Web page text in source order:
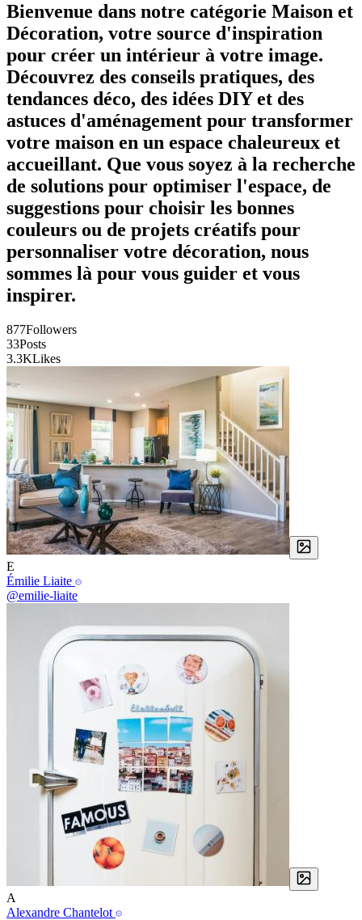
Bienvenue dans notre catégorie Maison et
Décoration, votre source d'inspiration
pour créer un intérieur à votre image.
Découvrez des conseils pratiques, des
tendances déco, des idées DIY et des
astuces d'aménagement pour transformer
votre maison en un espace chaleureux et
accueillant. Que vous soyez à la recherche
de solutions pour optimiser l'espace, de
suggestions pour choisir les bonnes
couleurs ou de projets créatifs pour
personnaliser votre décoration, nous
sommes là pour vous guider et vous
inspirer.
877Followers
33Posts
3.3KLikes
E
Émilie Liaite
@emilie-liaite
A
Alexandre Chantelot